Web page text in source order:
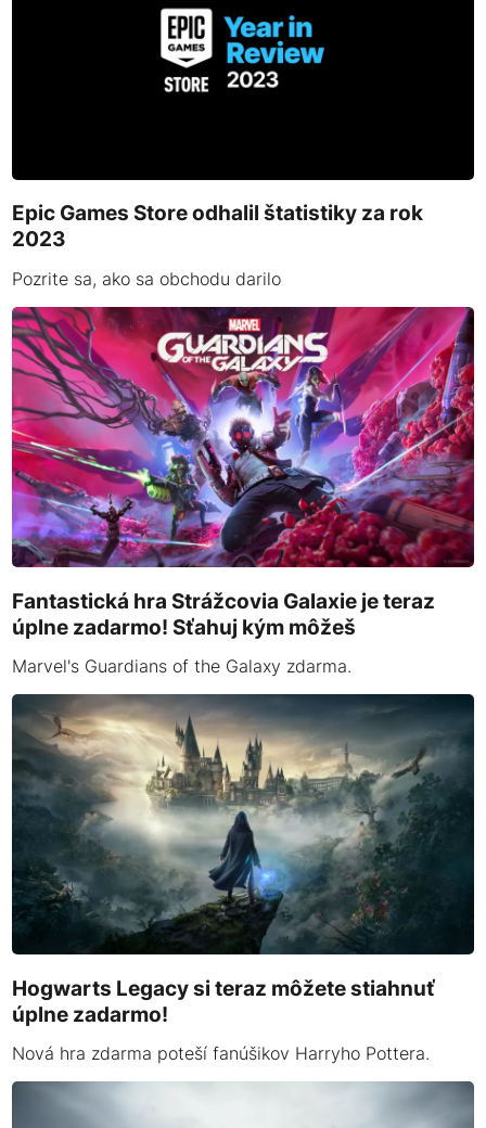
Epic Games Store odhalil štatistiky za rok
2023
Pozrite sa, ako sa obchodu darilo
Fantastická hra Strážcovia Galaxie je teraz
úplne zadarmo! Sťahuj kým môžeš
Marvel's Guardians of the Galaxy zdarma.
Hogwarts Legacy si teraz môžete stiahnuť
úplne zadarmo!
Nová hra zdarma poteší fanúšikov Harryho Pottera.